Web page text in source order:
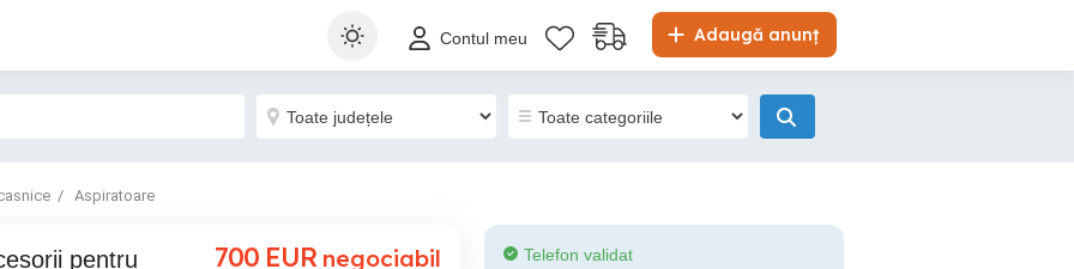
Adaugă anunț
Contul meu
Aspiratoare
700 EUR negociabil Telefon validat